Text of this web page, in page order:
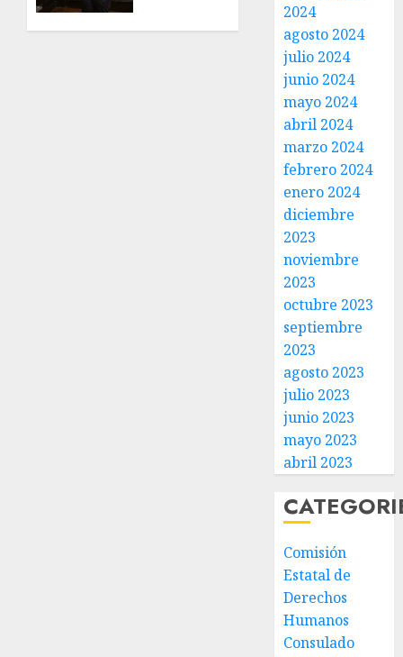
JULIO DE
2024
agosto 2024
julio 2024
junio 2024
mayo 2024
abril 2024
marzo 2024
febrero 2024
enero 2024
diciembre
2023
noviembre
2023
octubre 2023
septiembre
2023
agosto 2023
julio 2023
junio 2023
mayo 2023
abril 2023
Comisión
Estatal de
Derechos
Humanos
Consulado